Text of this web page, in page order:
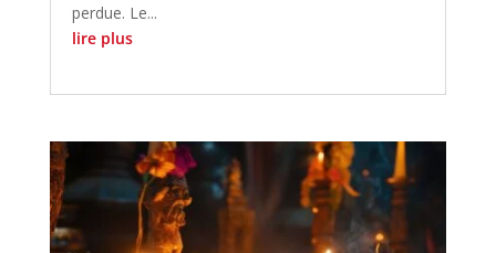
perdue. Le...
lire plus